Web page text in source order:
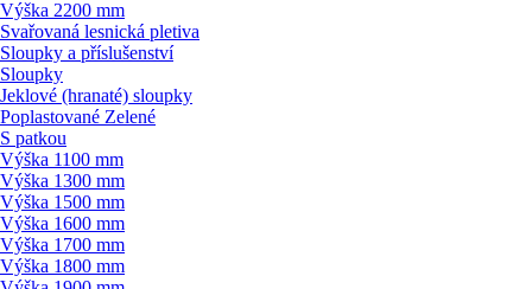
Výška 2200 mm
Svařovaná lesnická pletiva
Sloupky a příslušenství
Sloupky
Jeklové (hranaté) sloupky
Poplastované Zelené
S patkou
Výška 1100 mm
Výška 1300 mm
Výška 1500 mm
Výška 1600 mm
Výška 1700 mm
Výška 1800 mm